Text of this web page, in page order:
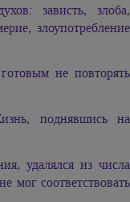
зависть, злоба,
злоупотребление
не повторять
поднявшись на
удалялся из числа
мог соответствовать